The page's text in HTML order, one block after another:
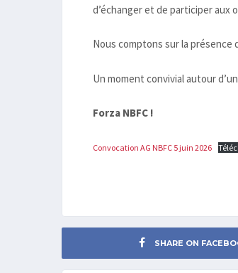
d’échanger et de participer aux
Nous comptons sur la présence
Un moment convivial autour
Forza NBFC !
Convocation AG NBFC 5 juin 2026
SHARE ON